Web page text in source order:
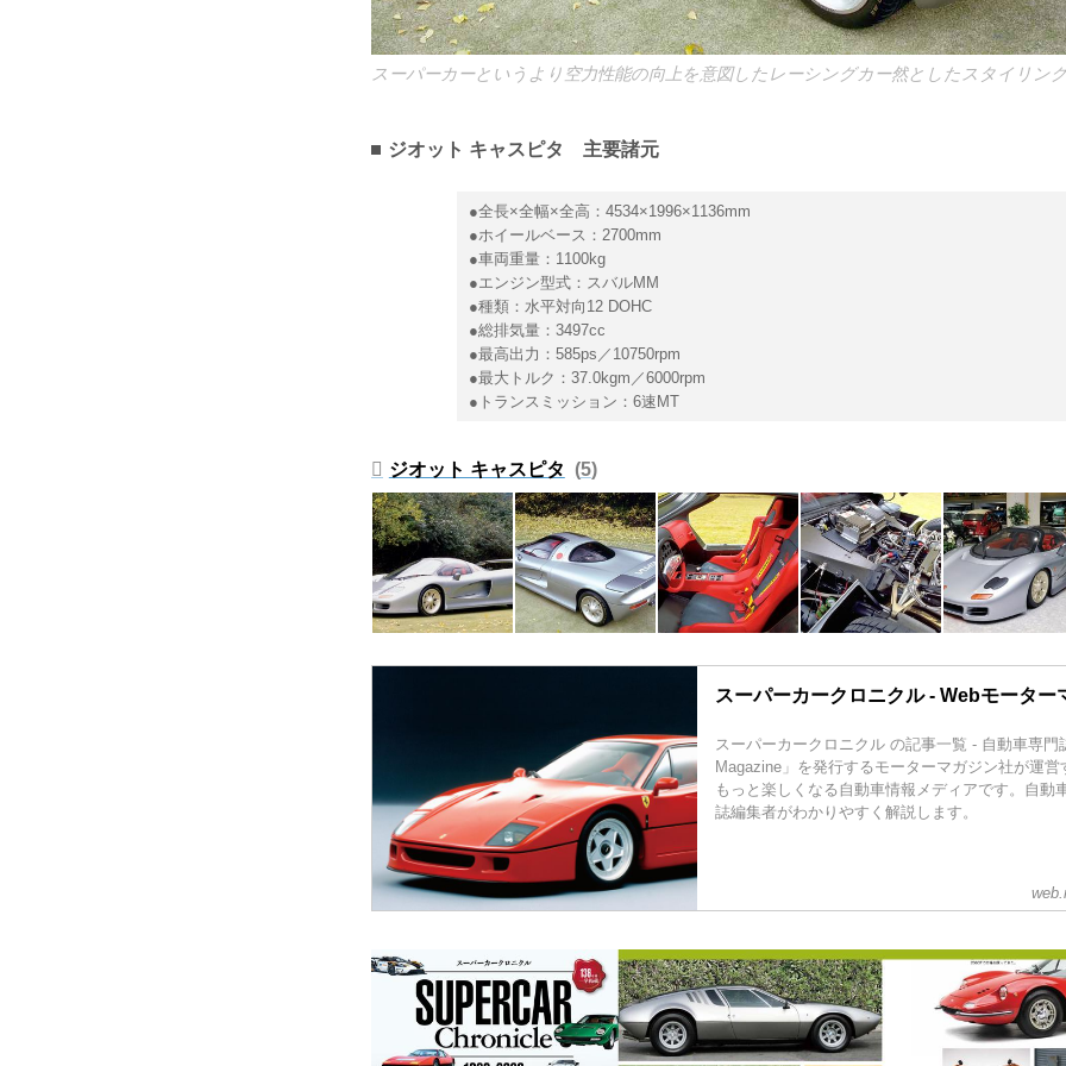
スーパーカーというより空力性能の向上を意図したレーシングカー然としたスタイリン
ジオット キャスピタ 主要諸元
●全長×全幅×全高：4534×1996×1136mm
●ホイールベース：2700mm
●車両重量：1100kg
●エンジン型式：スバルMM
●種類：水平対向12 DOHC
●総排気量：3497cc
●最高出力：585ps／10750rpm
●最大トルク：37.0kgm／6000rpm
●トランスミッション：6速MT
ジオット キャスピタ 5
スーパーカークロニクル - Webモーター
スーパーカークロニクル の記事一覧 - 自動車専門
Magazine」を発行するモーターマガジン社が運
もっと楽しくなる自動車情報メディアです。自動
誌編集者がわかりやすく解説します。